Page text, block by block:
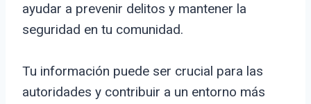
ayudar a prevenir delitos y mantener la
seguridad en tu comunidad.
Tu información puede ser crucial para las
autoridades y contribuir a un entorno más